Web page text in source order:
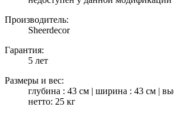
Производитель:
Sheerdecor
Гарантия:
5 лет
Размеры и вес:
глубина : 43 см | ширина : 43 см |
нетто: 25 кг